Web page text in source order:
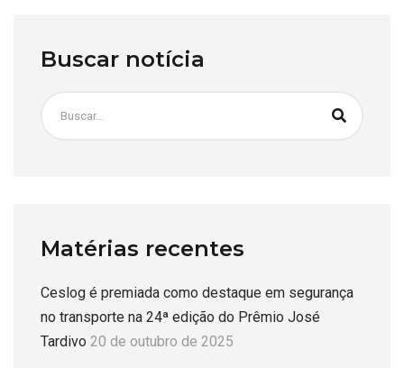
Buscar notícia
Matérias recentes
Ceslog é premiada como destaque em segurança
no transporte na 24ª edição do Prêmio José
Tardivo 20 de outubro de 2025